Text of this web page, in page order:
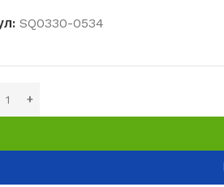
SQ0330-0534